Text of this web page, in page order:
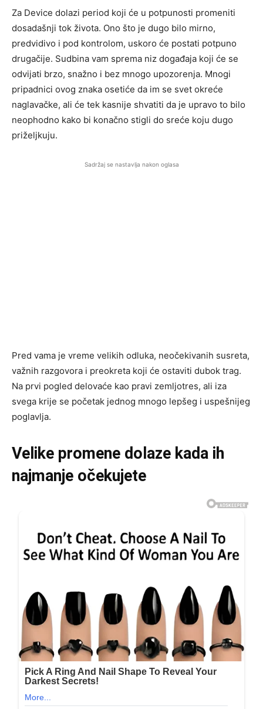
Za Device dolazi period koji će u potpunosti promeniti
dosadašnji tok života. Ono što je dugo bilo mirno,
predvidivo i pod kontrolom, uskoro će postati potpuno
drugačije. Sudbina vam sprema niz događaja koji će se
odvijati brzo, snažno i bez mnogo upozorenja. Mnogi
pripadnici ovog znaka osetiće da im se svet okreće
naglavačke, ali će tek kasnije shvatiti da je upravo to bilo
neophodno kako bi konačno stigli do sreće koju dugo
priželjkuju.
Sadržaj se nastavlja nakon oglasa
Pred vama je vreme velikih odluka, neočekivanih susreta,
važnih razgovora i preokreta koji će ostaviti dubok trag.
Na prvi pogled delovaće kao pravi zemljotres, ali iza
svega krije se početak jednog mnogo lepšeg i uspešnijeg
poglavlja.
Velike promene dolaze kada ih
najmanje očekujete